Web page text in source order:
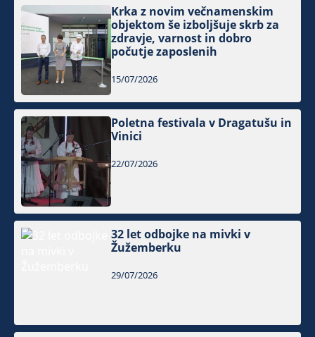
Krka z novim večnamenskim
objektom še izboljšuje skrb za
zdravje, varnost in dobro
počutje zaposlenih
15/07/2026
Poletna festivala v Dragatušu in
Vinici
22/07/2026
32 let odbojke na mivki v
Žužemberku
29/07/2026